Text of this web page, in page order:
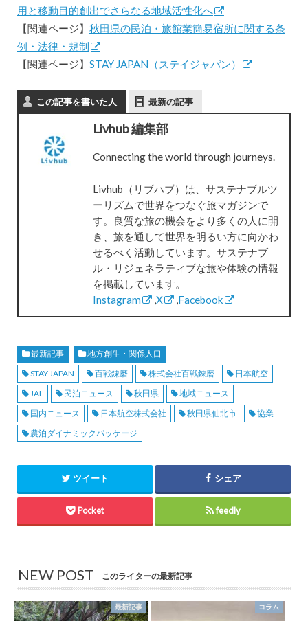
用と移動目的創出でさらなる地域活性化へ
【関連ページ】 秋田県の民泊・旅館業簡易宿所に関する条
例・法律・規制
【関連ページ】 STAY JAPAN（ステイジャパン）
この記事を書いた人 最新の記事
Livhub 編集部
Connecting the world through journeys.
Livhub（リブハブ）は、サステナブルツ
ーリズムで世界をつなぐ旅マガジンで
す。良質な旅の機会をより多くの人に開
き、旅を通して世界を明るい方に向かわ
せるべく活動しています。サステナブ
ル・リジェネラティブな旅や体験の情報
を掲載しています。
Instagram
,X ,Facebook
最新記事
地方創生・関係人口
STAY JAPAN
百戦錬磨 株式会社百戦錬磨
日本航空
JAL
民泊ニュース 秋田県
地域ニュース
国内ニュース
日本航空株式会社 秋田県仙北市
協業
農泊ダイナミックパッケージ
ツイート シェア
Pocket feedly
NEW POST このライターの最新記事
最新記事 コラム